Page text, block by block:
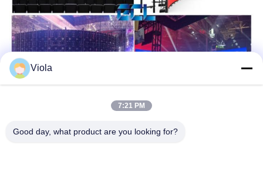
Viola
7:21 PM
Good day, what product are you looking for?